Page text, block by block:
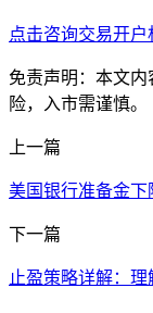
点击咨询交易开户
免责声明：本文
险，入市需谨慎。
上一篇
美国银行准备金
下一篇
止盈策略详解：